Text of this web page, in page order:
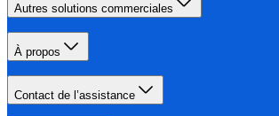
Autres solutions commerciales
À propos
Contact de l’assistance